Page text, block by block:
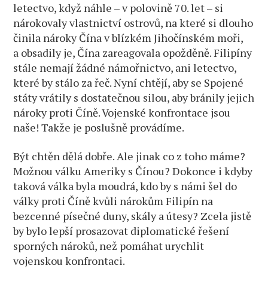
letectvo, když náhle – v polovině 70. let – si
nárokovaly vlastnictví ostrovů, na které si dlouho
činila nároky Čína v blízkém Jihočínském moři,
a obsadily je, Čína zareagovala opožděně. Filipíny
stále nemají žádné námořnictvo, ani letectvo,
které by stálo za řeč. Nyní chtějí, aby se Spojené
státy vrátily s dostatečnou silou, aby bránily jejich
nároky proti Číně. Vojenské konfrontace jsou
naše! Takže je poslušně provádíme.
Být chtěn dělá dobře. Ale jinak co z toho máme?
Možnou válku Ameriky s Čínou? Dokonce i kdyby
taková válka byla moudrá, kdo by s námi šel do
války proti Číně kvůli nárokům Filipín na
bezcenné písečné duny, skály a útesy? Zcela jistě
by bylo lepší prosazovat diplomatické řešení
sporných nároků, než pomáhat urychlit
vojenskou konfrontaci.